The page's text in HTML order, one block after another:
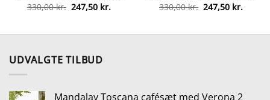
330,00kr. Den
oprindelige
330,00 kr..
247,50 kr.Den
247,50 kr..
330,00kr. Den
oprindelige
330,00 kr..
247,50 kr.Den
kr..
UDVALGTE TILBUD
Mandalay Toscana cafésæt med Verona 2